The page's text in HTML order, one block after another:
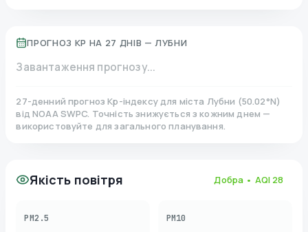
ПРОГНОЗ KP НА 27 ДНІВ — ЛУБНИ
Завантаження прогнозу...
27-денний прогноз Kp-індексу для міста Лубни (50.02°N)
від NOAA SWPC. Точність знижується з кожним днем —
використовуйте для загального планування.
Якість повітря Добра • AQI 28
PM2.5 PM10